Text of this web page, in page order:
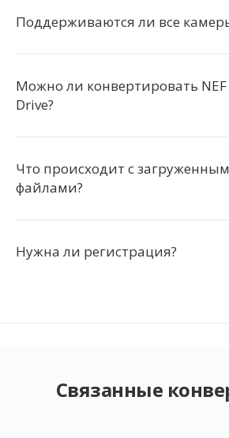
Поддерживаются ли все
Можно ли конвертировать NEF
Drive?
Что происходит с
файлами?
Нужна ли регистрация?
Связанные